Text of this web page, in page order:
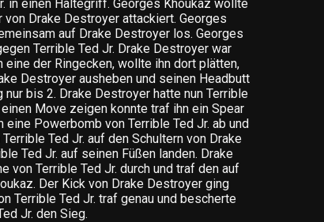
in einen Haltegriff. Georges Khoukaz wollte
Drake Destroyer attackiert. Georges
auf Drake Destroyer los. Georges
Terrible Ted Jr. Drake Destroyer war
der Ringecken, wollte ihn dort plätten,
Destroyer ausheben und seinen Headbutt
bis 2. Drake Destroyer hatte nun Terrible
Move zeigen konnte traf ihn ein Spear
eine Powerbomb von Terrible Ted Jr. ab und
Ted Jr. auf den Schultern von Drake
Ted Jr. auf seinen Füßen landen. Drake
von Terrible Ted Jr. durch und traf den auf
Der Kick von Drake Destroyer ging
Terrible Ted Jr. traf genau und bescherte
Jr. den Sieg.